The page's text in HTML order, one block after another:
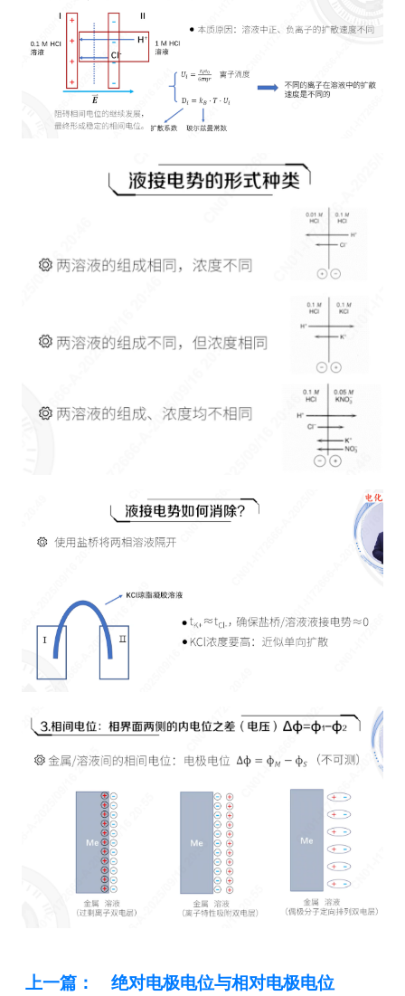
上一篇：
绝对电极电位与相对电极电位